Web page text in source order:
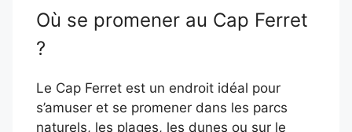
Où se promener au Cap Ferret
?
Le Cap Ferret est un endroit idéal pour
s’amuser et se promener dans les parcs
naturels, les plages, les dunes ou sur le